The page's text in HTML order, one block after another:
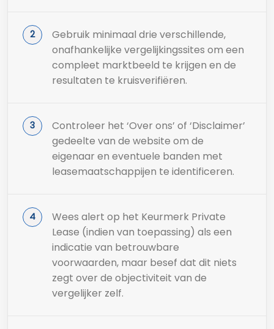
Gebruik minimaal drie verschillende,
onafhankelijke vergelijkingssites om een
compleet marktbeeld te krijgen en de
resultaten te kruisverifiëren.
Controleer het ‘Over ons’ of ‘Disclaimer’
gedeelte van de website om de
eigenaar en eventuele banden met
leasemaatschappijen te identificeren.
Wees alert op het Keurmerk Private
Lease (indien van toepassing) als een
indicatie van betrouwbare
voorwaarden, maar besef dat dit niets
zegt over de objectiviteit van de
vergelijker zelf.